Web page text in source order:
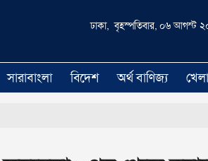
ঢাকা, বৃহস্পতিবার, ০৬ আগস্ট
সারাবাংলা বিদেশ অর্থ বাণিজ্য